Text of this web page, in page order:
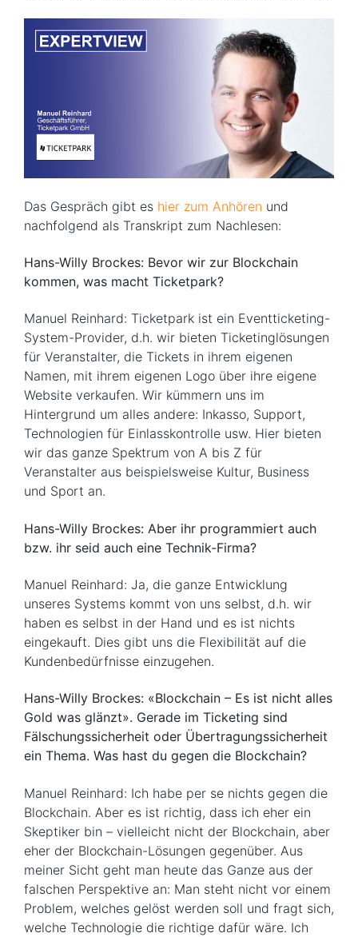
Das Gespräch gibt es hier zum Anhören und
nachfolgend als Transkript zum Nachlesen:
Hans-Willy Brockes: Bevor wir zur Blockchain
kommen, was macht Ticketpark?
Manuel Reinhard: Ticketpark ist ein Eventticketing-
System-Provider, d.h. wir bieten Ticketinglösungen
für Veranstalter, die Tickets in ihrem eigenen
Namen, mit ihrem eigenen Logo über ihre eigene
Website verkaufen. Wir kümmern uns im
Hintergrund um alles andere: Inkasso, Support,
Technologien für Einlasskontrolle usw. Hier bieten
wir das ganze Spektrum von A bis Z für
Veranstalter aus beispielsweise Kultur, Business
und Sport an.
Hans-Willy Brockes: Aber ihr programmiert auch
bzw. ihr seid auch eine Technik-Firma?
Manuel Reinhard: Ja, die ganze Entwicklung
unseres Systems kommt von uns selbst, d.h. wir
haben es selbst in der Hand und es ist nichts
eingekauft. Dies gibt uns die Flexibilität auf die
Kundenbedürfnisse einzugehen.
Hans-Willy Brockes: «Blockchain – Es ist nicht alles
Gold was glänzt». Gerade im Ticketing sind
Fälschungssicherheit oder Übertragungssicherheit
ein Thema. Was hast du gegen die Blockchain?
Manuel Reinhard: Ich habe per se nichts gegen die
Blockchain. Aber es ist richtig, dass ich eher ein
Skeptiker bin – vielleicht nicht der Blockchain, aber
eher der Blockchain-Lösungen gegenüber. Aus
meiner Sicht geht man heute das Ganze aus der
falschen Perspektive an: Man steht nicht vor einem
Problem, welches gelöst werden soll und fragt sich,
welche Technologie die richtige dafür wäre. Ich